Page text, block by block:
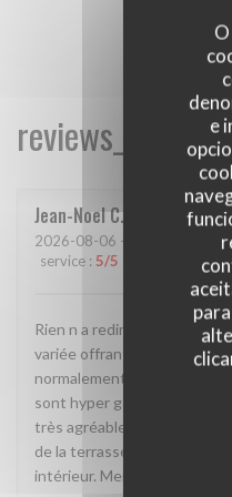
e
Jean-Noel C
2026-08-06 - 12:30 - guests
service : 5/5 4/5
Rien n a redire. La cadre
variée offrant des plats
normalement a chacun de
sont hyper genereux.
très agréables. On va
de la terrasse grâce à la
intérieur. Merci et continué